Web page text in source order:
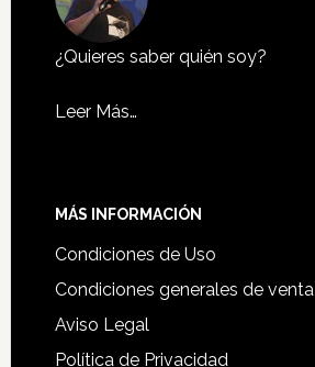
¿Quieres saber quién soy?
Leer Más…
MÁS INFORMACIÓN
Condiciones de Uso
Condiciones generales de venta
Aviso Legal
Política de Privacidad